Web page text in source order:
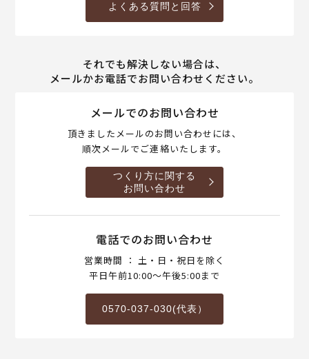
よくある質問と回答
それでも解決しない場合は、
メールかお電話でお問い合わせください。
メールでのお問い合わせ
頂きましたメールのお問い合わせには、
順次メールでご連絡いたします。
つくり方に関する
お問い合わせ
電話でのお問い合わせ
営業時間 ： 土・日・祝日を除く
平日午前10:00～午後5:00まで
0570-037-030(代表）